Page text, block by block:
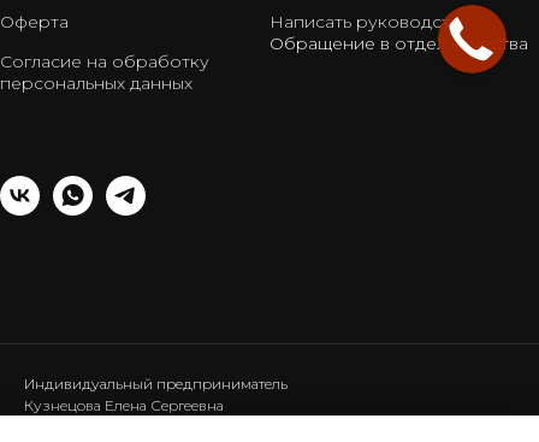
Оферта
Согласие на обработку
персональных данных
Написать руководству
Обращение в отдел качества
Индивидуальный предприниматель
Кузнецова Елена Сергеевна